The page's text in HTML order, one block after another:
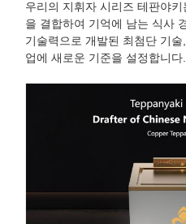
우리의 지휘자 시리즈 테판야
을 결합하여 기억에 남는 식사
기술력으로 개발된 최첨단 기
업에 새로운 기준을 설정합니다.